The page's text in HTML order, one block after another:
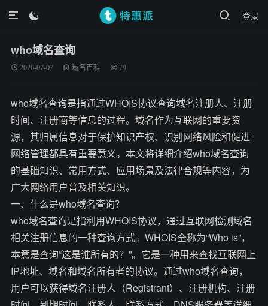
登录

who域名查询
2026-07-07 域名百科 79
who域名查询是指通过WHOIS协议查询域名注册人、注册
时间、注册商等信息的过程。域名作为互联网的重要资
源，其归属信息对于保护知识产权、识别网络风险和促进
网络管理都具有重要意义。本文将详细介绍who域名查询
的基础知识、常用方式、应用场景及法律合规等内容，为
广大网络用户普及相关知识。
一、什么是who域名查询？
who域名查询是指利用WHOIS协议，通过互联网检测域名
相关注册信息的一种查询方式。WHOIS全称为“Who is”，
本意是查询“这是谁所有的？”。它是一种用来查找互联网上
IP地址、域名和域名所有者的协议。通过who域名查询，
用户可以获得域名注册人（Registrant）、注册机构、注册